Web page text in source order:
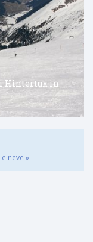
Hintertux in
neve »